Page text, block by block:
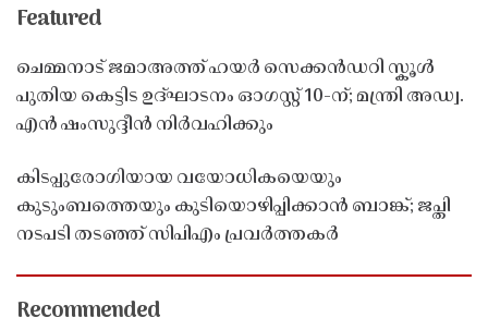
Featured
ചെമ്മനാട് ജമാഅത്ത് ഹയർ സെക്കൻഡറി സ്കൂൾ
പുതിയ കെട്ടിട ഉദ്ഘാടനം ഓഗസ്റ്റ് 10-ന്; മന്ത്രി അഡ്വ.
എൻ ഷംസുദ്ദീൻ നിർവഹിക്കും
കിടപ്പുരോഗിയായ വയോധികയെയും
കുടുംബത്തെയും കുടിയൊഴിപ്പിക്കാൻ ബാങ്ക്; ജപ്തി
നടപടി തടഞ്ഞ് സിപിഎം പ്രവർത്തകർ
Recommended